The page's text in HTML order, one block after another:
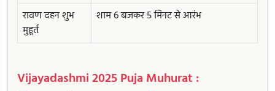
रावण दहन शुभ
मुहूर्त
शाम 6 बजकर 5 मिनट से आरंभ
Vijayadashmi 2025 Puja Muhurat :